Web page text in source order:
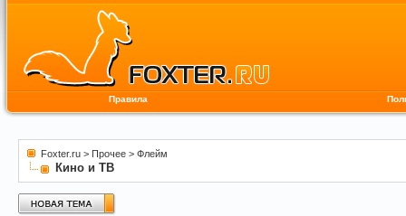
Правила
Foxter.ru > Прочее > Флейм
Кино и ТВ